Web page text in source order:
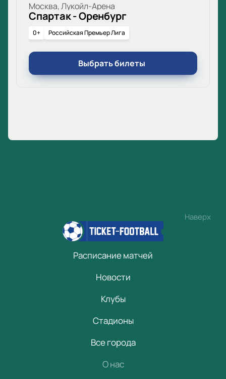
Москва, Лукойл-Арена
Спартак - Оренбург
0+ Российская Премьер Лига
Выбрать билеты
Наверх
Расписание матчей
Новости
Клубы
Стадионы
Все города
О нас